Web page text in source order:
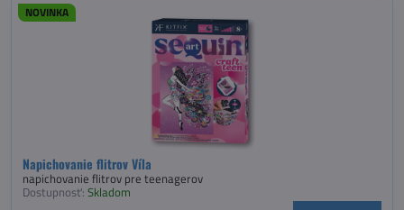
Napichovanie flitrov Víla
NOVINKA
napichovanie flitrov pre teenagerov
Dostupnosť: Skladom